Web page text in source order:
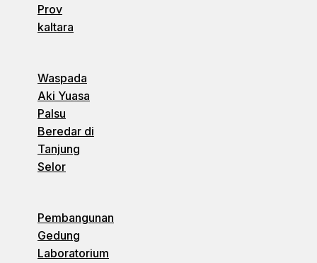
Prov
kaltara
Waspada
Aki Yuasa
Palsu
Beredar di
Tanjung
Selor
Pembangunan
Gedung
Laboratorium